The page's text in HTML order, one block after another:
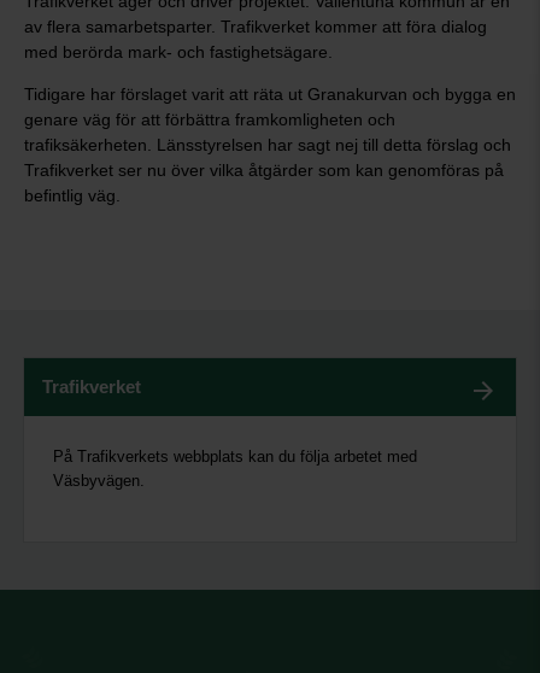
av flera samarbetsparter. Trafikverket kommer att föra dialog
med berörda mark- och fastighetsägare.
Tidigare har förslaget varit att räta ut Granakurvan och bygga en
genare väg för att förbättra framkomligheten och
trafiksäkerheten. Länsstyrelsen har sagt nej till detta förslag och
Trafikverket ser nu över vilka åtgärder som kan genomföras på
befintlig väg.
Trafikverket
På Trafikverkets webbplats kan du följa arbetet med
Väsbyvägen.